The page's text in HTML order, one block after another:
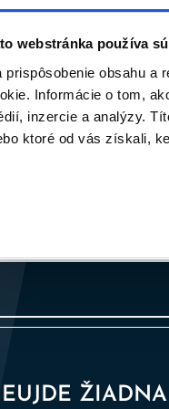
webstránka používa
prispôsobenie obsahu a
Informácie o tom,
inzercie a analýzy.
ktoré od vás získali,
úprave. Darčeková
nie sú
rad, ktorý
byť ideálne, hoci majú
potrebujú kombináciu
a krém, gél či sprej na
+10
+8
+9
+1
ŽIADNA